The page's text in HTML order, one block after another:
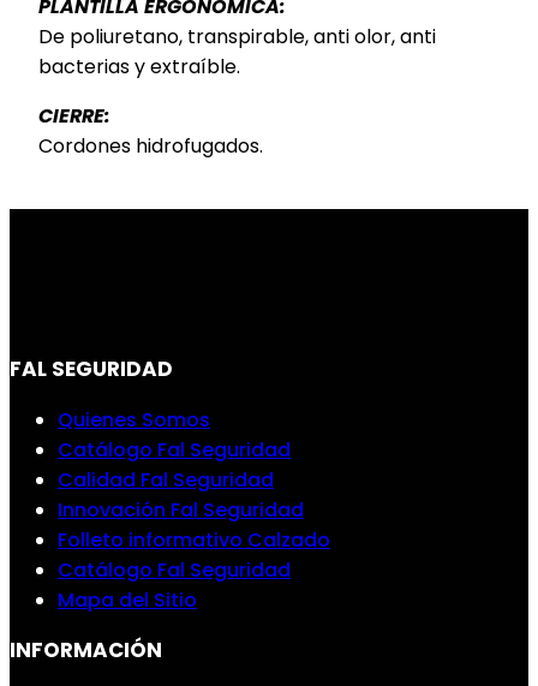
PLANTILLA ERGONÓMICA:
De poliuretano, transpirable, anti olor, anti
bacterias y extraíble.
CIERRE:
Cordones hidrofugados.
FAL SEGURIDAD
Quienes Somos
Catálogo Fal Seguridad
Calidad Fal Seguridad
Innovación Fal Seguridad
Folleto informativo Calzado
Catálogo Fal Seguridad
Mapa del Sitio
INFORMACIÓN